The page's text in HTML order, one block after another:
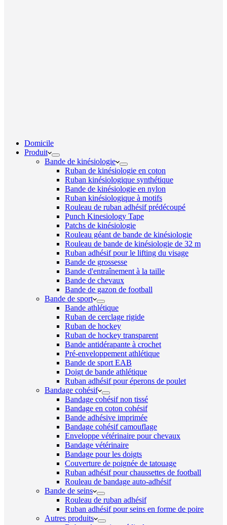
Domicile
Produit
Bande de kinésiologie
Ruban de kinésiologie en coton
Ruban kinésiologique synthétique
Bande de kinésiologie en nylon
Ruban kinésiologique à motifs
Rouleau de ruban adhésif prédécoupé
Punch Kinesiology Tape
Patchs de kinésiologie
Rouleau géant de bande de kinésiologie
Rouleau de bande de kinésiologie de 32 m
Ruban adhésif pour le lifting du visage
Bande de grossesse
Bande d'entraînement à la taille
Bande de chevaux
Bande de gazon de football
Bande de sport
Bande athlétique
Ruban de cerclage rigide
Ruban de hockey
Ruban de hockey transparent
Bande antidérapante à crochet
Pré-enveloppement athlétique
Bande de sport EAB
Doigt de bande athlétique
Ruban adhésif pour éperons de poulet
Bandage cohésif
Bandage cohésif non tissé
Bandage en coton cohésif
Bande adhésive imprimée
Bandage cohésif camouflage
Enveloppe vétérinaire pour chevaux
Bandage vétérinaire
Bandage pour les doigts
Couverture de poignée de tatouage
Ruban adhésif pour chaussettes de football
Rouleau de bandage auto-adhésif
Bande de seins
Rouleau de ruban adhésif
Ruban adhésif pour seins en forme de poire
Autres produits